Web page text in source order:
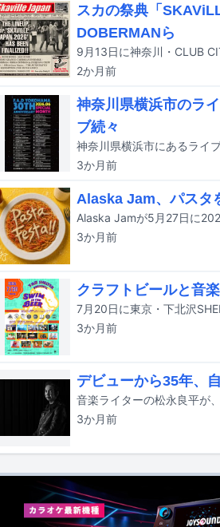
スカの祭典「
DOBERMANら
9月13日に神奈川・CLUB
2か月前
神奈川県横浜市のラ
ブ続々
3か月前
Alaska Jam、パスタ
3か月前
クラフトビールと音
3か月前
デビューから35年、
3か月前